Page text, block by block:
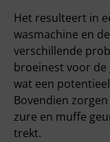
Het resulteert in
wasmachine en
verschillende
broeinest voor de
wat een
Bovendien
zure en muffe
trekt.